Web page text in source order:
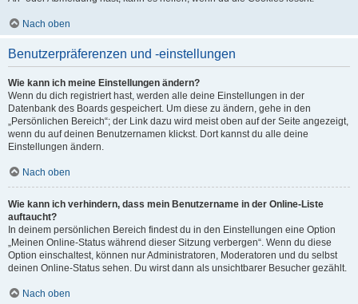
Nach oben
Benutzerpräferenzen und -einstellungen
Wie kann ich meine Einstellungen ändern?
Wenn du dich registriert hast, werden alle deine Einstellungen in der
Datenbank des Boards gespeichert. Um diese zu ändern, gehe in den
„Persönlichen Bereich“; der Link dazu wird meist oben auf der Seite angezeigt,
wenn du auf deinen Benutzernamen klickst. Dort kannst du alle deine
Einstellungen ändern.
Nach oben
Wie kann ich verhindern, dass mein Benutzername in der Online-Liste
auftaucht?
In deinem persönlichen Bereich findest du in den Einstellungen eine Option
„Meinen Online-Status während dieser Sitzung verbergen“. Wenn du diese
Option einschaltest, können nur Administratoren, Moderatoren und du selbst
deinen Online-Status sehen. Du wirst dann als unsichtbarer Besucher gezählt.
Nach oben